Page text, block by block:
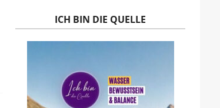
ICH BIN DIE QUELLE